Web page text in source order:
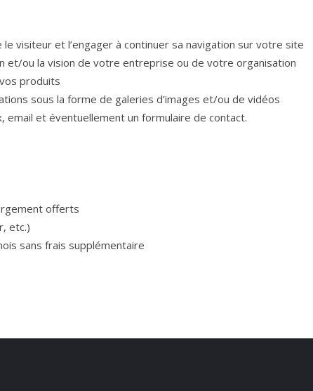
le visiteur et l’engager à continuer sa navigation sur votre site
et/ou la vision de votre entreprise ou de votre organisation
produits
sous la forme de galeries d’images et/ou de vidéos
email et éventuellement un formulaire de contact.
offerts
etc.)
sans frais supplémentaire